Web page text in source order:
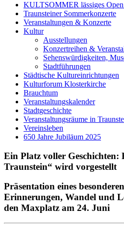
KULTSOMMER lässiges
Traunsteiner Sommerkonzerte
Veranstaltungen & Konzerte
Kultur
Ausstellungen
Konzertreihen &
Sehenswürdigkeiten,
Stadtführungen
Städtische Kultureinrichtungen
Kulturforum Klosterkirche
Brauchtum
Veranstaltungskalender
Stadtgeschichte
Veranstaltungsräume in
Vereinsleben
650 Jahre Jubiläum 2025
Ein Platz voller Geschichten:
Traunstein“ wird vorgestellt
Präsentation eines
Erinnerungen, Wandel und
den Maxplatz am 24. Juni